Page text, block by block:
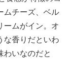
ムチーズ、ベル
ームがイン。オ
な香りだといわ
いなのだと